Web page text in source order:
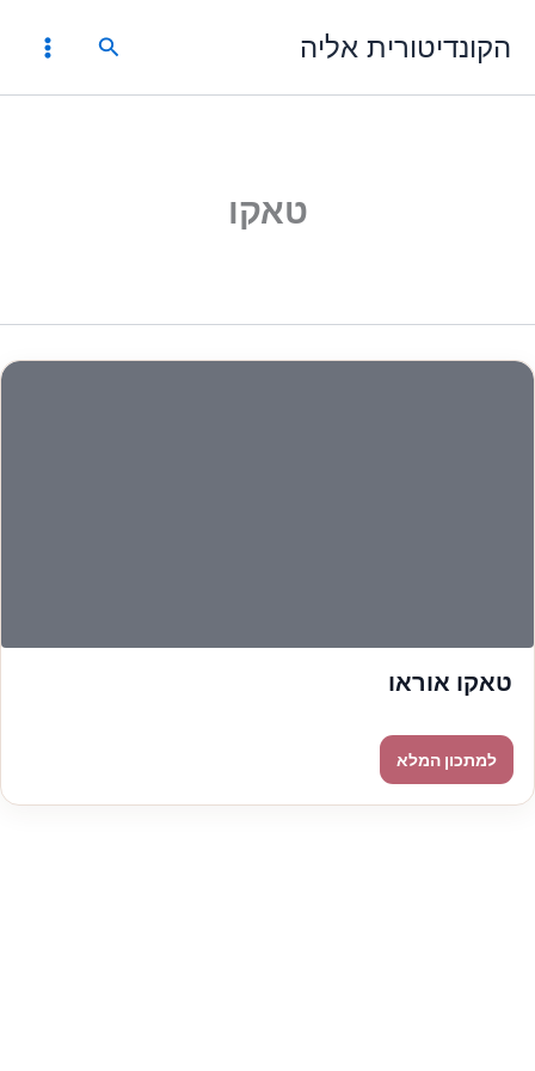
לתוכןהקונדיטורית אליה חיפוש
טאקו
טאקו אוראו